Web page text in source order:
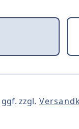
zzgl.